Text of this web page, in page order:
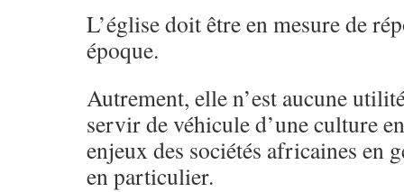
L’église doit être en mesure de
époque.
Autrement, elle n’est aucune
servir de véhicule d’une culture
enjeux des sociétés africaines en
en particulier.